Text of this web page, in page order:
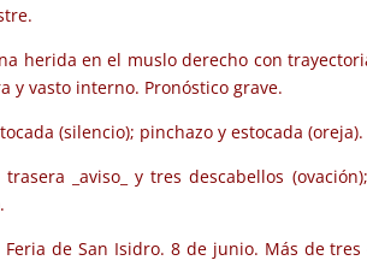
herida en el muslo derecho con
y vasto interno. Pronóstico grave.
(silencio); pinchazo y estocada (oreja).
_aviso_ y tres descabellos
de San Isidro. 8 de junio. Más de